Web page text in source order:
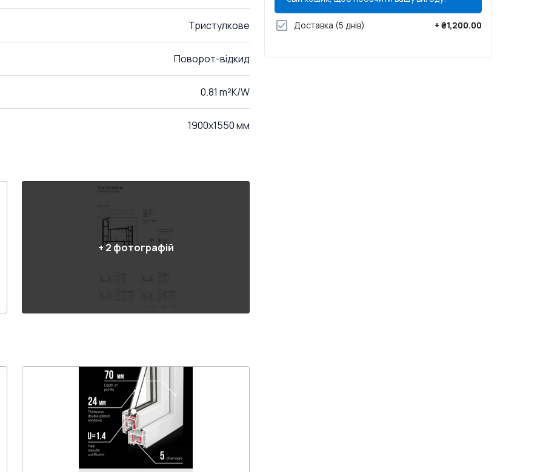
Тристулкове
Поворот-відкид
0.81 m²K/W
1900x1550 мм
+2 фотографій
Доставка (5 днів) + ₴1,200.00